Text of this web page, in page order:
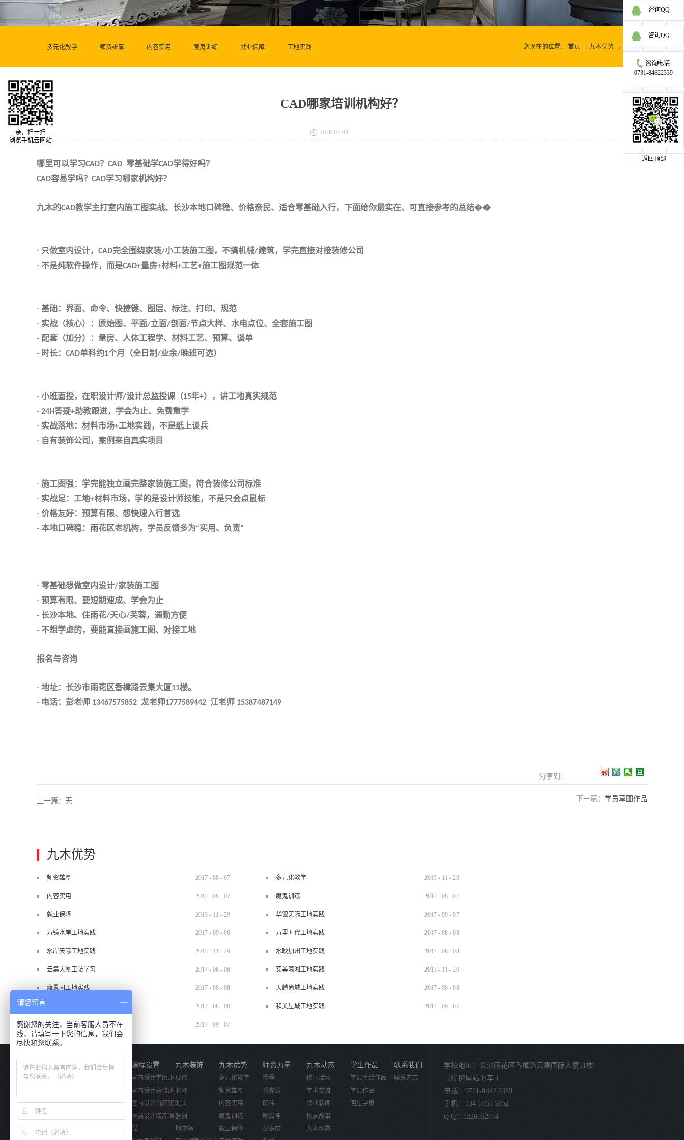
多元化教学 师资雄厚 内容实用 魔鬼训练 就业保障 工地实践 您现在的位置： 首页 → 九木优势 → 内容实用
CAD哪家培训机构好？
2026-03-03
哪里可以学习CAD？ CAD 零基础学CAD学得好吗？
CAD容易学吗？ CAD学习哪家机构好？
九木的CAD教学主打室内施工图实战、长沙本地口碑稳、价格亲民、适合零基础入行，下面给你最实在、可直接参考的总结��
- 只做室内设计， CAD完全围绕家装/小工装施工图，不搞机械/建筑，学完直接对接装修公司
- 不是纯软件操作，而是CAD+量房+材料+工艺+施工图规范一体
- 基础：界面、命令、快捷键、图层、标注、打印、规范
- 实战（核心）：原始图、平面/立面/剖面/节点大样、水电点位、全套施工图
- 配套（加分）：量房、人体工程学、材料工艺、预算、谈单
- 时长： CAD单科约1个月（全日制/业余/晚班可选）
- 小班面授，在职设计师/设计总监授课（15年+），讲工地真实规范
- 24H答疑+助教跟进，学会为止、免费重学
- 实战落地：材料市场+工地实践，不是纸上谈兵
- 自有装饰公司，案例来自真实项目
- 施工图强：学完能独立画完整家装施工图，符合装修公司标准
- 实战足：工地+材料市场，学的是设计师技能，不是只会点鼠标
- 价格友好：预算有限、想快速入行首选
- 本地口碑稳：雨花区老机构，学员反馈多为“实用、负责”
- 零基础想做室内设计/家装施工图
- 预算有限、要短期速成、学会为止
- 长沙本地、住雨花/天心/芙蓉，通勤方便
- 不想学虚的，要能直接画施工图、对接工地
报名与咨询
- 地址：长沙市雨花区香樟路云集大厦11楼。
- 电话：彭老师 13467575852 龙老师1777589442 江老师 15387487149
分享到：
上一篇：无 下一篇： 学员草图作品
九木优势
师资雄厚 2017 - 08 - 07 多元化教学 2013 - 11 - 29
内容实用 2017 - 08 - 07 魔鬼训练 2017 - 08 - 07
就业保障 2013 - 11 - 29 华银天际工地实践 2017 - 09 - 07
万镜水岸工地实践 2017 - 09 - 06 万里时代工地实践 2017 - 08 - 08
水岸天际工地实践 2013 - 11 - 29 水映加州工地实践 2017 - 08 - 08
云集大厦工装学习 2017 - 08 - 08 艾美潇湘工地实践 2013 - 11 - 29
雍景园工地实践 2017 - 08 - 08 天麓尚城工地实践 2017 - 08 - 08
2017 - 08 - 08 和美星城工地实践 2017 - 09 - 07
手绘特训户外写生 2017 - 09 - 07
关于我们
活动视频
课程设置
室内设计学历班
室内设计总监班
室内设计首席班
软装设计精品课
程
九木装饰
现代
北欧
北美
欧洲
地中海
九木优势
多元化教学
师资雄厚
内容实用
魔鬼训练
就业保障
师资力量
杨程
龚先涛
印伟
喻尚坤
彭多庆
九木动态
校园活动
学术交流
就业新闻
校友故事
九木动态
学生作品
学员手绘作品
学员作品
明星学员
联系我们
联系方式
学校地址：长沙雨花区香樟路云集国际大厦11楼
（樟树屋站下车 ）
电话：0731-8482 2339
手机：134-6751 5852
Q Q：1226652874
咨询QQ
咨询QQ
0731-84822339
返回顶部
亲，扫一扫
浏览手机云网站
请您留言
感谢您的关注，当前客服人员不在
线，请填写一下您的信息，我们会
尽快和您联系。